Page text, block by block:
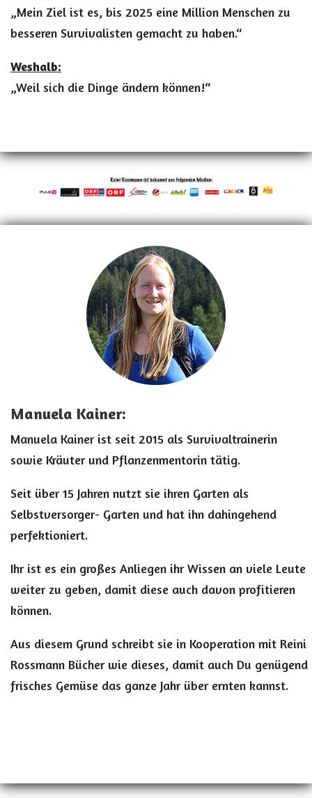
„Mein Ziel ist es, bis 2025 eine Million Menschen zu
besseren Survivalisten gemacht zu haben.“
Weshalb:
„Weil sich die Dinge ändern können!“
Manuela Kainer:
Manuela Kainer ist seit 2015 als Survivaltrainerin
sowie Kräuter und Pflanzenmentorin tätig.
Seit über 15 Jahren nutzt sie ihren Garten als
Selbstversorger- Garten und hat ihn dahingehend
perfektioniert.
Ihr ist es ein großes Anliegen ihr Wissen an viele Leute
weiter zu geben, damit diese auch davon profitieren
können.
Aus diesem Grund schreibt sie in Kooperation mit Reini
Rossmann Bücher wie dieses, damit auch Du genügend
frisches Gemüse das ganze Jahr über ernten kannst.